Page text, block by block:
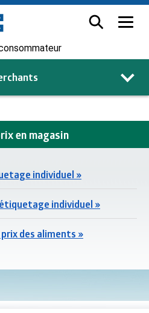
en magasin
individuel »
individuel »
des aliments »